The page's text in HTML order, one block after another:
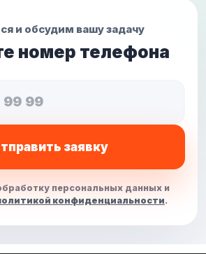
и обсудим вашу задачу
номер телефона
заявку
персональных данных и
конфиденциальности.